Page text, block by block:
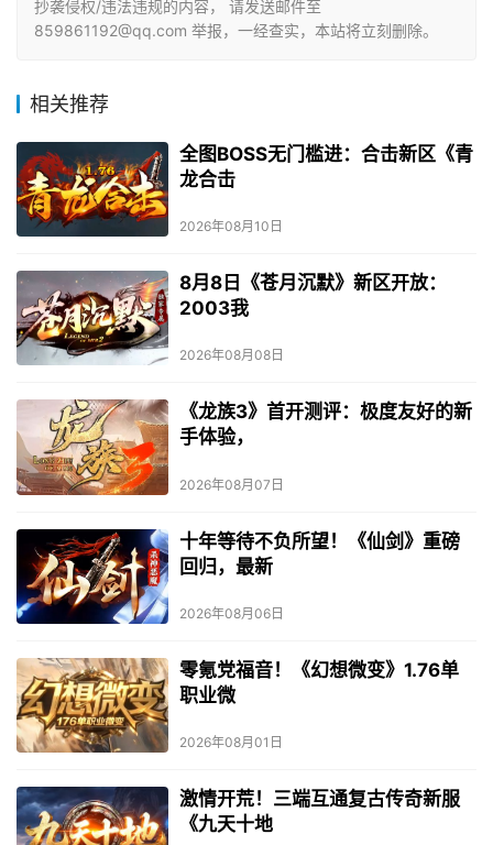
抄袭侵权/违法违规的内容， 请发送邮件至
859861192@qq.com 举报，一经查实，本站将立刻删除。
相关推荐
全图BOSS无门槛进：合击新区《青
龙合击
2026年08月10日
8月8日《苍月沉默》新区开放：
2003我
2026年08月08日
《龙族3》首开测评：极度友好的新
手体验，
2026年08月07日
十年等待不负所望！《仙剑》重磅
回归，最新
2026年08月06日
零氪党福音！《幻想微变》1.76单
职业微
2026年08月01日
激情开荒！三端互通复古传奇新服
《九天十地